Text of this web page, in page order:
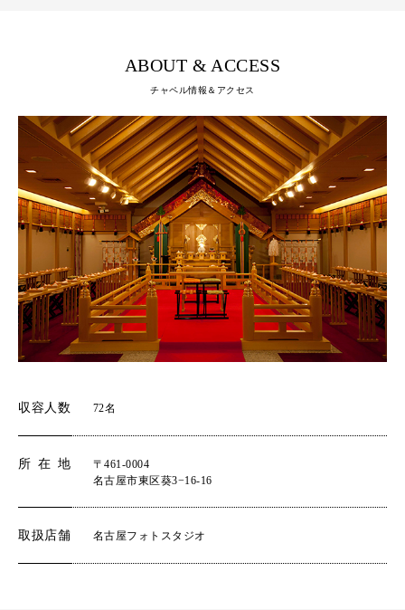
ABOUT & ACCESS
チャペル情報＆アクセス
収容人数 72名
所在地
〒461-0004
名古屋市東区葵3−16-16
取扱店舗 名古屋フォトスタジオ